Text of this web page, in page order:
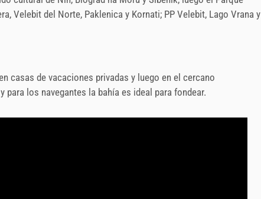
Velebit del Norte, Paklenica y Kornati; PP Velebit, Lago Vrana y
casas de vacaciones privadas y luego en el cercano
para los navegantes la bahía es ideal para fondear.